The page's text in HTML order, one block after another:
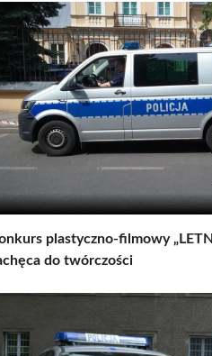
plastyczno-filmowy
do twórczości